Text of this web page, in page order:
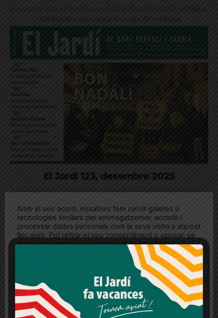
Les actuacions es beneficiaran de la davallada de la mobilitat
i tindran lloc durant els dos caps de setmana
El Jardí 123, desembre 2025
https://diarieljardi.cat/wp-content/uploads/2026/01/1626-El-
Amb el seu acord, nosaltres fem servir galetes o
tecnologies similars per emmagatzemar, accedir i
processar dades personals com la seva visita a aquest
lloc web. Pot retirar el seu consentiment o oposar-se
al processament de dades basat en interessos
legítims en qualsevol moment fent clic a "Ajustos de
cookies" o a la nostra Política de privacitat en aquest
lloc web. Si cliques "acceptar" dones el teu
Més informació Acceptar Rebutjar tot